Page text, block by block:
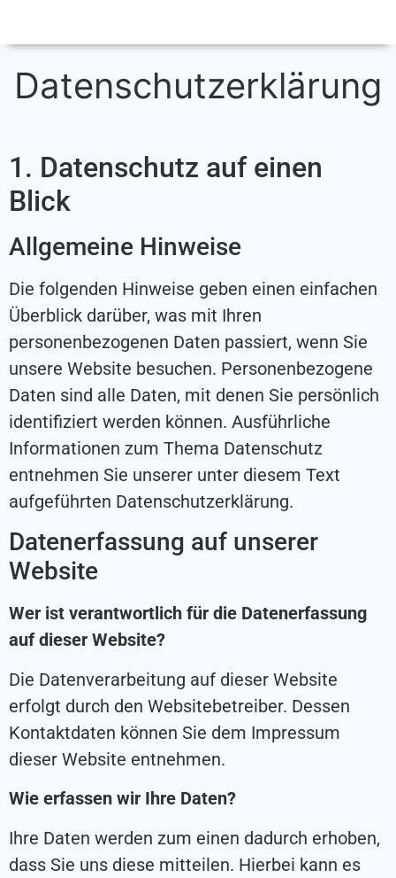
Datenschutzerklärung
1. Datenschutz auf einen
Blick
Allgemeine Hinweise
Die folgenden Hinweise geben einen einfachen
Überblick darüber, was mit Ihren
personenbezogenen Daten passiert, wenn Sie
unsere Website besuchen. Personenbezogene
Daten sind alle Daten, mit denen Sie persönlich
identifiziert werden können. Ausführliche
Informationen zum Thema Datenschutz
entnehmen Sie unserer unter diesem Text
aufgeführten Datenschutzerklärung.
Datenerfassung auf unserer
Website
Wer ist verantwortlich für die Datenerfassung
auf dieser Website?
Die Datenverarbeitung auf dieser Website
erfolgt durch den Websitebetreiber. Dessen
Kontaktdaten können Sie dem Impressum
dieser Website entnehmen.
Wie erfassen wir Ihre Daten?
Ihre Daten werden zum einen dadurch erhoben,
dass Sie uns diese mitteilen. Hierbei kann es